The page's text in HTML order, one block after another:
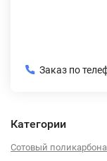
Заказ по
Категории
Сотовый